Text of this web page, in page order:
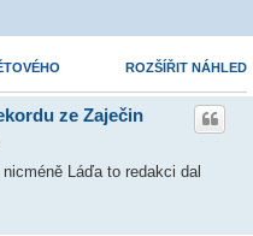
ROZŠÍŘIT NÁHLED
ze Zaječin
Láďa to redakci dal